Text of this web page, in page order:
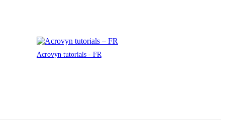
Acrovyn tutorials - FR